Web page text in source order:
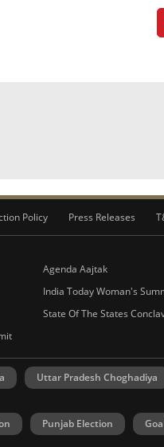
Policy Press Releases
Agenda Aajtak
India Today Woman's
State Of The States
Uttar Pradesh Choghadiya
Punjab Election